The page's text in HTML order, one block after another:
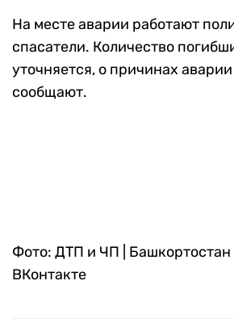
На месте аварии работают
спасатели. Количество
уточняется, о причинах
сообщают.
Фото: ДТП и ЧП |
ВКонтакте